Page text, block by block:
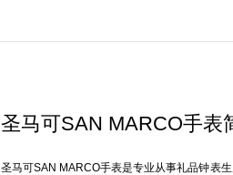
圣马可SAN MARCO手表
圣马可SAN MARCO手表是专业从事礼品钟表